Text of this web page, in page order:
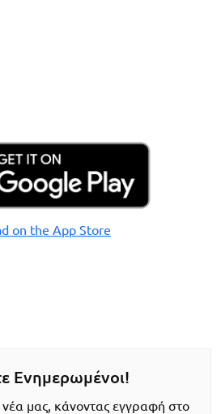
Ενημερωμένοι!
μας, κάνοντας εγγραφή στο